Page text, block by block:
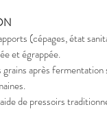
(cépages, état
et égrappée.
après fermentation
de pressoirs